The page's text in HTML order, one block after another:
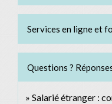
Services en ligne et
Questions ?
Salarié étranger :